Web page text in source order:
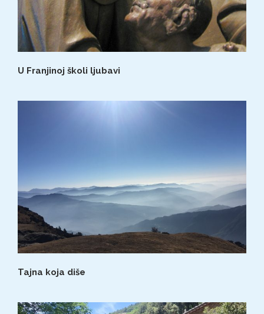
U Franjinoj školi ljubavi
Tajna koja diše